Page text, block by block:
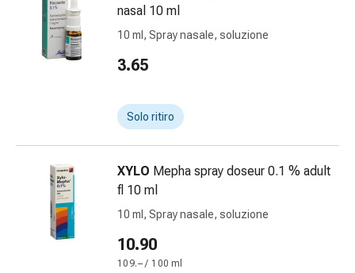
Medicazioni
adesive
delle
Spray
ferite
Strisce
chiusura
nasal 10 ml
10 ml, Spray nasale, soluzione
3.65
Solo ritiro
XYLO Mepha spray doseur 0.1 % adult
fl 10 ml
10 ml, Spray nasale, soluzione
10.90
109.– / 100 ml